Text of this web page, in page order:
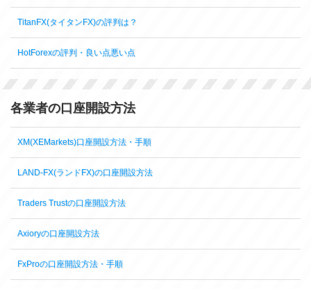
TitanFX(タイタンFX)の評判は？
HotForexの評判・良い点悪い点
各業者の口座開設方法
XM(XEMarkets)口座開設方法・手順
LAND-FX(ランドFX)の口座開設方法
Traders Trustの口座開設方法
Axioryの口座開設方法
FxProの口座開設方法・手順